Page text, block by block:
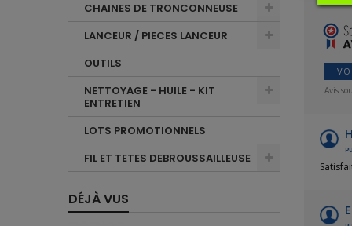
CHAINES DE TRONCONNEUSE
LANCEUR / PIECES LANCEUR
OUTILS
NETTOYAGE - HUILE - KIT
ENTRETIEN
LOTS PROMOTIONNELS
FIL ET TETES DEBROUSSAILLEUSE
DÉJÀ VUS
Avis